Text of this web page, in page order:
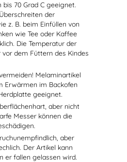
bis 70 Grad C geeignet.
der
z. B. beim Einfüllen von
wie Tee oder Kaffee
Die Temperatur der
vor dem Füttern des Kindes
Melaminartikel
Erwärmen im Backofen
geeignet.
aber nicht
Messer können die
aber
Der Artikel kann
er fallen gelassen wird.